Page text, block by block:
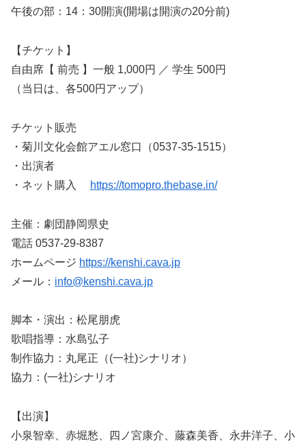
午後の部：14：30開演(開場は開演の20分前)
【チケット】
自由席【 前売 】一般 1,000円 ／ 学生 500円
（当日は、各500円アップ）
チケット販売
・菊川文化会館アエル窓口（0537-35-1515）
・出演者
・ネット購入
https://tomopro.thebase.in/
主催：劇団静岡県史
電話 0537-29-8387
ホームページ https://kenshi.cava.jp
メール： info@kenshi.cava.jp
脚本・演出：松尾朋虎
歌唱指導：水島弘子
制作協力：丸尾正（(一社)シナリオ）
協力：(一社)シナリオ
【出演】
小泉智幸、赤堀愁、四ノ宮康介、藤森美香、永井洋子、小